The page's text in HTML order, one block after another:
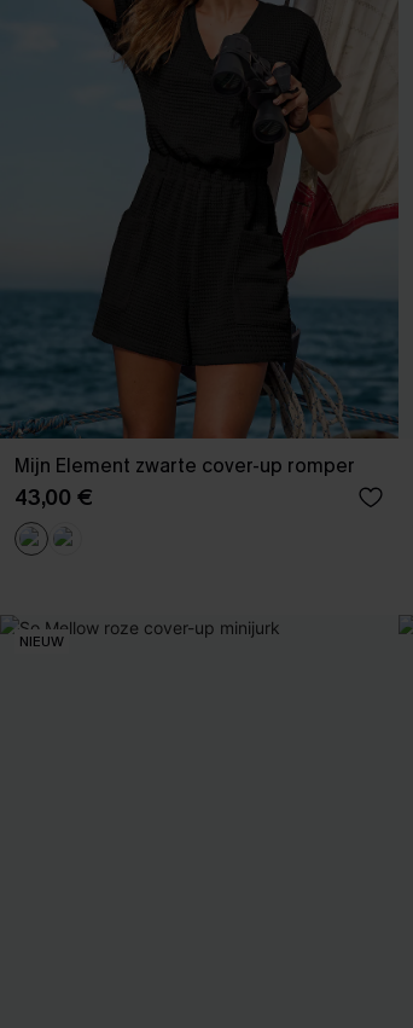
Mijn Element zwarte cover-up romper
43,00 €
NIEUW